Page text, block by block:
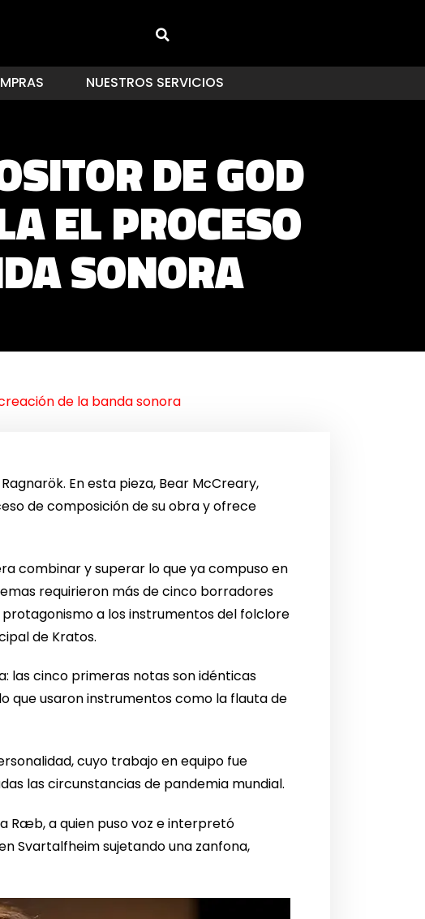
NUESTROS SERVICIOS
DE GOD
EL PROCESO
SONORA
de la banda sonora
En esta pieza, Bear McCreary,
de composición de su obra y ofrece
combinar y superar lo que ya compuso en
requirieron más de cinco borradores
a los instrumentos del folclore
de Kratos.
las cinco primeras notas son idénticas
que usaron instrumentos como la flauta de
cuyo trabajo en equipo fue
las circunstancias de pandemia mundial.
Ræb, a quien puso voz e interpretó
Svartalfheim sujetando una zanfona,